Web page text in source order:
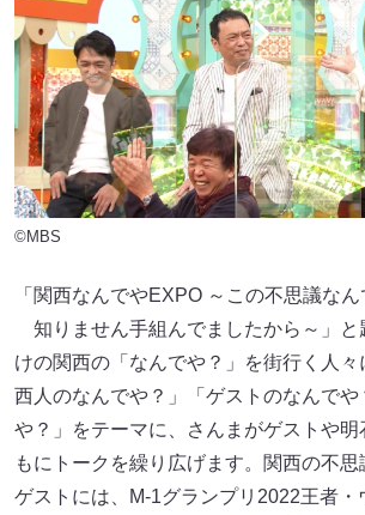
©MBS
「関西なんでやEXPO ～この不思議な
知りません手組んでましたから～」と
けの関西の「なんでや？」を街行く人
西人のなんでや？」「ゲストのなんで
や？」をテーマに、さんまがゲストや明
もにトークを繰り広げます。関西の不思
ゲストには、M-1グランプリ2022王者・